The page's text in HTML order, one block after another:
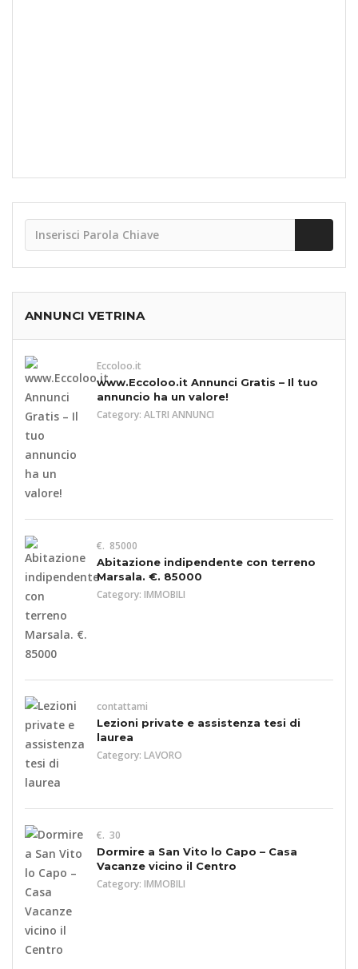
ANNUNCI VETRINA
Eccoloo.it
www.Eccoloo.it Annunci Gratis – Il tuo
annuncio ha un valore!
Category: ALTRI ANNUNCI
€. 85000
Abitazione indipendente con terreno
Marsala. €. 85000
Category: IMMOBILI
contattami
Lezioni private e assistenza tesi di
laurea
Category: LAVORO
€. 30
Dormire a San Vito lo Capo – Casa
Vacanze vicino il Centro
Category: IMMOBILI